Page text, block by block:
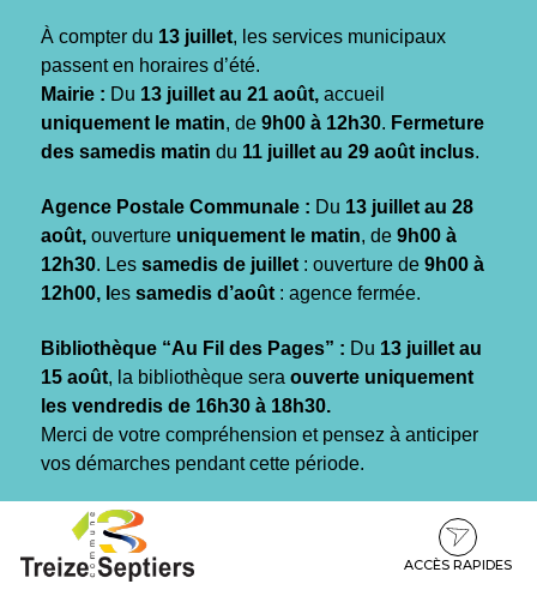
À compter du 13 juillet, les services municipaux
passent en horaires d’été.
Mairie : Du 13 juillet au 21 août, accueil
uniquement le matin, de 9h00 à 12h30. Fermeture
des samedis matin du 11 juillet au 29 août inclus.
Agence Postale Communale : Du 13 juillet au 28
août, ouverture uniquement le matin, de 9h00 à
12h30. Les samedis de juillet : ouverture de 9h00 à
12h00, l es samedis d’août : agence fermée.
Bibliothèque “Au Fil des Pages” : Du 13 juillet au
15 août, la bibliothèque sera ouverte uniquement
les vendredis de 16h30 à 18h30.
Merci de votre compréhension et pensez à anticiper
vos démarches pendant cette période.
contenu
pied
ACCÈS RAPIDES